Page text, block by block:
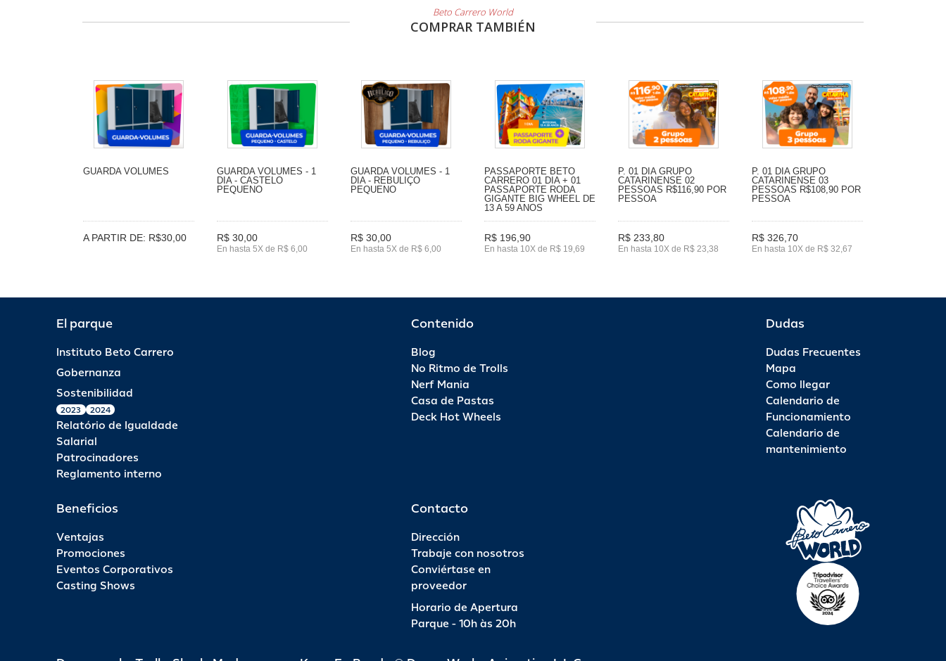
Beto Carrero World
COMPRAR TAMBIÉN
GUARDA VOLUMES
A PARTIR DE: R$30,00
GUARDA VOLUMES - 1
DIA - CASTELO
PEQUENO
R$ 30,00
En hasta 5X de R$ 6,00
GUARDA VOLUMES - 1
DIA - REBULIÇO
PEQUENO
R$ 30,00
En hasta 5X de R$ 6,00
PASSAPORTE BETO
CARRERO 01 DIA + 01
PASSAPORTE RODA
GIGANTE BIG WHEEL DE
13 A 59 ANOS
R$ 196,90
En hasta 10X de R$ 19,69
P. 01 DIA GRUPO
CATARINENSE 02
PESSOAS R$116,90 POR
PESSOA
R$ 233,80
En hasta 10X de R$ 23,38
P. 01 DIA GRUPO
CATARINENSE 03
PESSOAS R$108,90 POR
PESSOA
R$ 326,70
En hasta 10X de R$ 32,67
El parque
Instituto Beto Carrero
Gobernanza
Sostenibilidad
2023 2024
Relatório de Igualdade
Salarial
Patrocinadores
Reglamento interno
Contenido
Blog
No Ritmo de Trolls
Nerf Mania
Casa de Pastas
Deck Hot Wheels
Dudas
Dudas Frecuentes
Mapa
Como llegar
Calendario de
Funcionamiento
Calendario de
mantenimiento
Beneficios
Ventajas
Promociones
Eventos Corporativos
Casting Shows
Contacto
Dirección
Trabaje con nosotros
Conviértase en
proveedor
Horario de Apertura
Parque - 10h às 20h